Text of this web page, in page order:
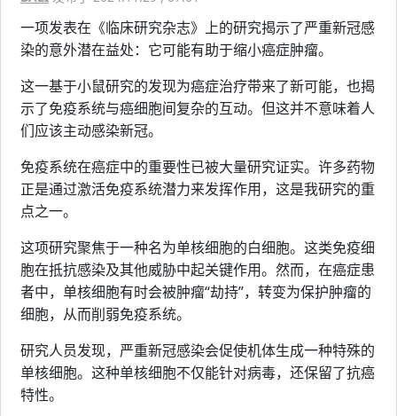
一项发表在《临床研究杂志》上的研究揭示了严重新冠感
染的意外潜在益处：它可能有助于缩小癌症肿瘤。
这一基于小鼠研究的发现为癌症治疗带来了新可能，也揭
示了免疫系统与癌细胞间复杂的互动。但这并不意味着人
们应该主动感染新冠。
免疫系统在癌症中的重要性已被大量研究证实。许多药物
正是通过激活免疫系统潜力来发挥作用，这是我研究的重
点之一。
这项研究聚焦于一种名为单核细胞的白细胞。这类免疫细
胞在抵抗感染及其他威胁中起关键作用。然而，在癌症患
者中，单核细胞有时会被肿瘤“劫持”，转变为保护肿瘤的
细胞，从而削弱免疫系统。
研究人员发现，严重新冠感染会促使机体生成一种特殊的
单核细胞。这种单核细胞不仅能针对病毒，还保留了抗癌
特性。